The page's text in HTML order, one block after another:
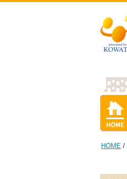
HOME /